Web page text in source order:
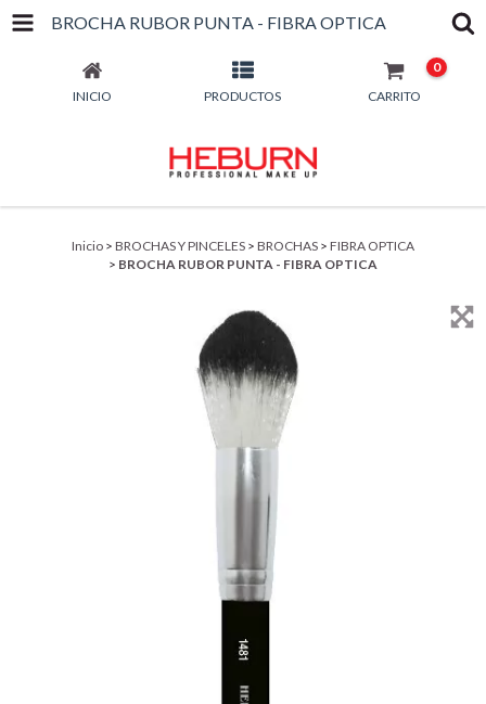
BROCHA RUBOR PUNTA - FIBRA OPTICA
INICIO PRODUCTOS CARRITO
0
Inicio > BROCHAS Y PINCELES > BROCHAS > FIBRA OPTICA
> BROCHA RUBOR PUNTA - FIBRA OPTICA